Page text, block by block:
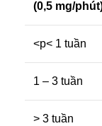
(0,5 mg/
<p< 1 tuần
1 – 3 tuần
> 3 tuần